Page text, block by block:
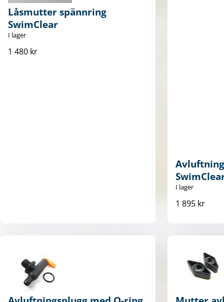
Låsmutter spännring
SwimClear
I lager
1 480 kr
I lager
1 895 kr